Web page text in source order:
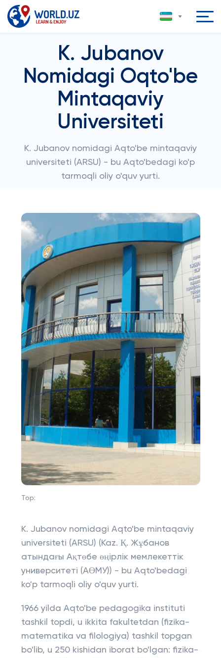
K. Jubanov
Nomidagi Oqto'be
Mintaqaviy
Universiteti
K. Jubanov nomidagi Aqto'be mintaqaviy
universiteti (ARSU) - bu Aqto'bedagi ko'p
tarmoqli oliy o'quv yurti.
Top:
K. Jubanov nomidagi Aqto'be mintaqaviy
universiteti (ARSU) (Kaz. Қ. Жұбанов
атындағы Ақтөбе өңірлік мемлекеттік
университеті (АӨМУ)) - bu Aqto'bedagi
ko'p tarmoqli oliy o'quv yurti.
1966 yilda Aqto'be pedagogika instituti
tashkil topdi, u ikkita fakultetdan (fizika-
matematika va filologiya) tashkil topgan
bo'lib, u 250 kishidan iborat bo'lgan: fizika-